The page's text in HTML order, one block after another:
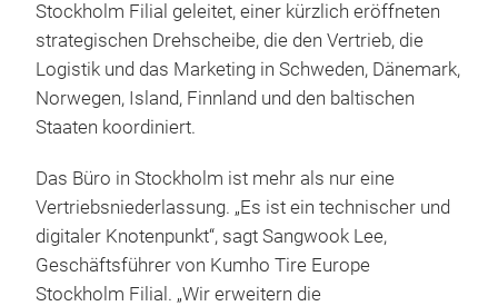
Stockholm Filial geleitet, einer kürzlich eröffneten
strategischen Drehscheibe, die den Vertrieb, die
Logistik und das Marketing in Schweden, Dänemark,
Norwegen, Island, Finnland und den baltischen
Staaten koordiniert.
Das Büro in Stockholm ist mehr als nur eine
Vertriebsniederlassung. „Es ist ein technischer und
digitaler Knotenpunkt“, sagt Sangwook Lee,
Geschäftsführer von Kumho Tire Europe
Stockholm Filial. „Wir erweitern die